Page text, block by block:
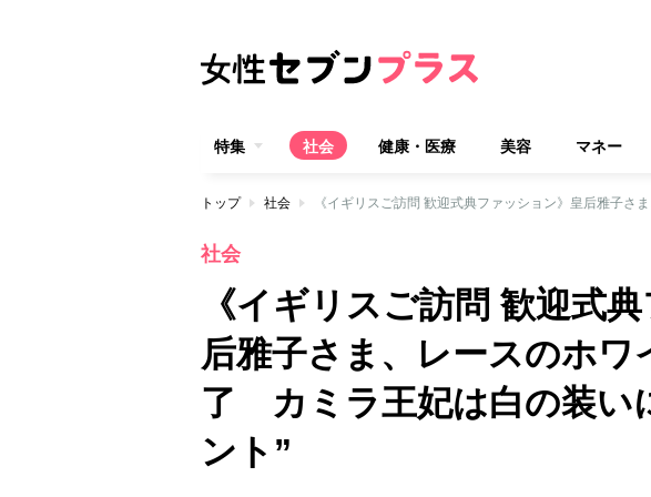
特集 社会 健康・医療 美容 マネー
トップ 社会
社会
《イギリスご訪問 歓迎式
后雅子さま、レースのホワ
了 カミラ王妃は白の装い
ント”